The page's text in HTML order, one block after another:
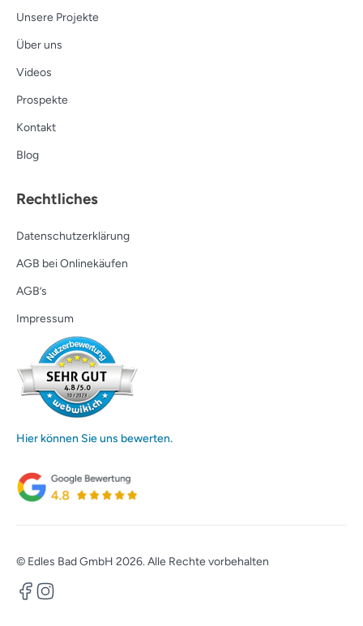
Unsere Projekte
Über uns
Videos
Prospekte
Kontakt
Blog
Rechtliches
Datenschutzerklärung
AGB bei Onlinekäufen
AGB’s
Impressum
Hier können Sie uns bewerten.
© Edles Bad GmbH 2026. Alle Rechte vorbehalten